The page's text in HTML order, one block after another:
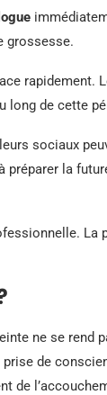
grossesse.
rapidement.
long de cette
sociaux
la
La
ne se rend
de
de